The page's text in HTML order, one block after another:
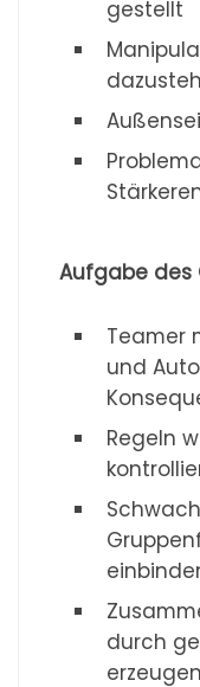
gestellt
Aufgabe des
Teamer
und
Regeln
durch
erzeugen